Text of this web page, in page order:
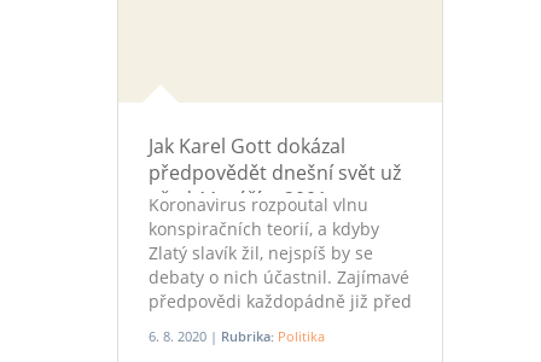
Jak Karel Gott dokázal
předpovědět dnešní svět už
před 11. zářím 2001
Koronavirus rozpoutal vlnu
konspiračních teorií, a kdyby
Zlatý slavík žil, nejspíš by se
debaty o nich účastnil. Zajímavé
předpovědi každopádně již před
dvaceti lety učinil ohledně
zneužití digitálních technologií.
6. 8. 2020 | Rubrika: Politika